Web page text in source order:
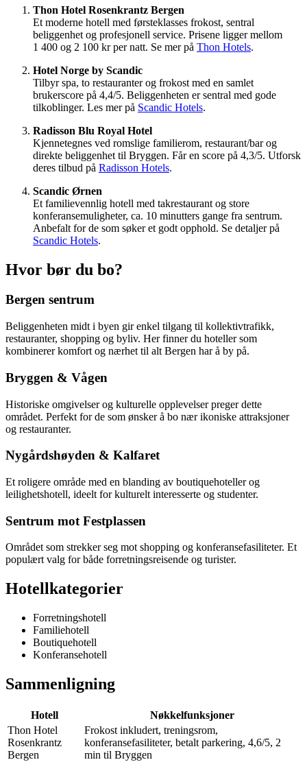
Thon Hotel Rosenkrantz Bergen
Et moderne hotell med førsteklasses frokost, sentral
beliggenhet og profesjonell service. Prisene ligger mellom
1 400 og 2 100 kr per natt. Se mer på Thon Hotels.
Hotel Norge by Scandic
Tilbyr spa, to restauranter og frokost med en samlet
brukerscore på 4,4/5. Beliggenheten er sentral med gode
tilkoblinger. Les mer på Scandic Hotels.
Radisson Blu Royal Hotel
Kjennetegnes ved romslige familierom, restaurant/bar og
direkte beliggenhet til Bryggen. Får en score på 4,3/5. Utforsk
deres tilbud på Radisson Hotels.
Scandic Ørnen
Et familievennlig hotell med takrestaurant og store
konferansemuligheter, ca. 10 minutters gange fra sentrum.
Anbefalt for de som søker et godt opphold. Se detaljer på
Scandic Hotels.
Hvor bør du bo?
Bergen sentrum
Beliggenheten midt i byen gir enkel tilgang til kollektivtrafikk,
restauranter, shopping og byliv. Her finner du hoteller som
kombinerer komfort og nærhet til alt Bergen har å by på.
Bryggen & Vågen
Historiske omgivelser og kulturelle opplevelser preger dette
området. Perfekt for de som ønsker å bo nær ikoniske attraksjoner
og restauranter.
Nygårdshøyden & Kalfaret
Et roligere område med en blanding av boutiquehoteller og
leilighetshotell, ideelt for kulturelt interesserte og studenter.
Sentrum mot Festplassen
Området som strekker seg mot shopping og konferansefasiliteter. Et
populært valg for både forretningsreisende og turister.
Hotellkategorier
Forretningshotell
Familiehotell
Boutiquehotell
Konferansehotell
Sammenligning
Hotell
Nøkkelfunksjoner
Thon Hotel
Rosenkrantz
Bergen
Frokost inkludert, treningsrom,
konferansefasiliteter, betalt parkering, 4,6/5, 2
min til Bryggen